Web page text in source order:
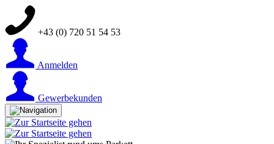
+43 (0) 720 51 54 53
Anmelden
Gewerbekunden